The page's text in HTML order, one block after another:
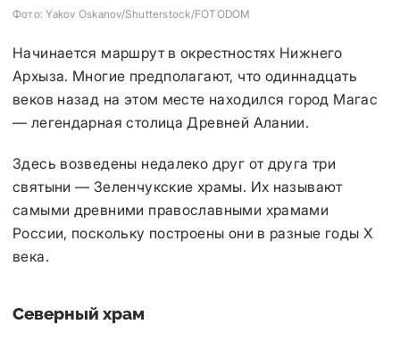
Фото: Yakov Oskanov/Shutterstock/FOTODOM
Начинается маршрут в окрестностях Нижнего
Архыза. Многие предполагают, что одиннадцать
веков назад на этом месте находился город Магас
— легендарная столица Древней Алании.
Здесь возведены недалеко друг от друга три
святыни — Зеленчукские храмы. Их называют
самыми древними православными храмами
России, поскольку построены они в разные годы X
века.
Северный храм